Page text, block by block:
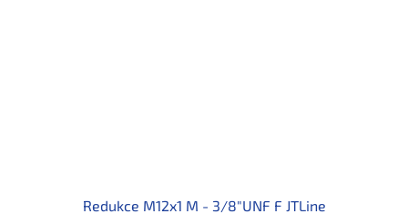
Redukce M12x1 M - 3/8"UNF F JTLine